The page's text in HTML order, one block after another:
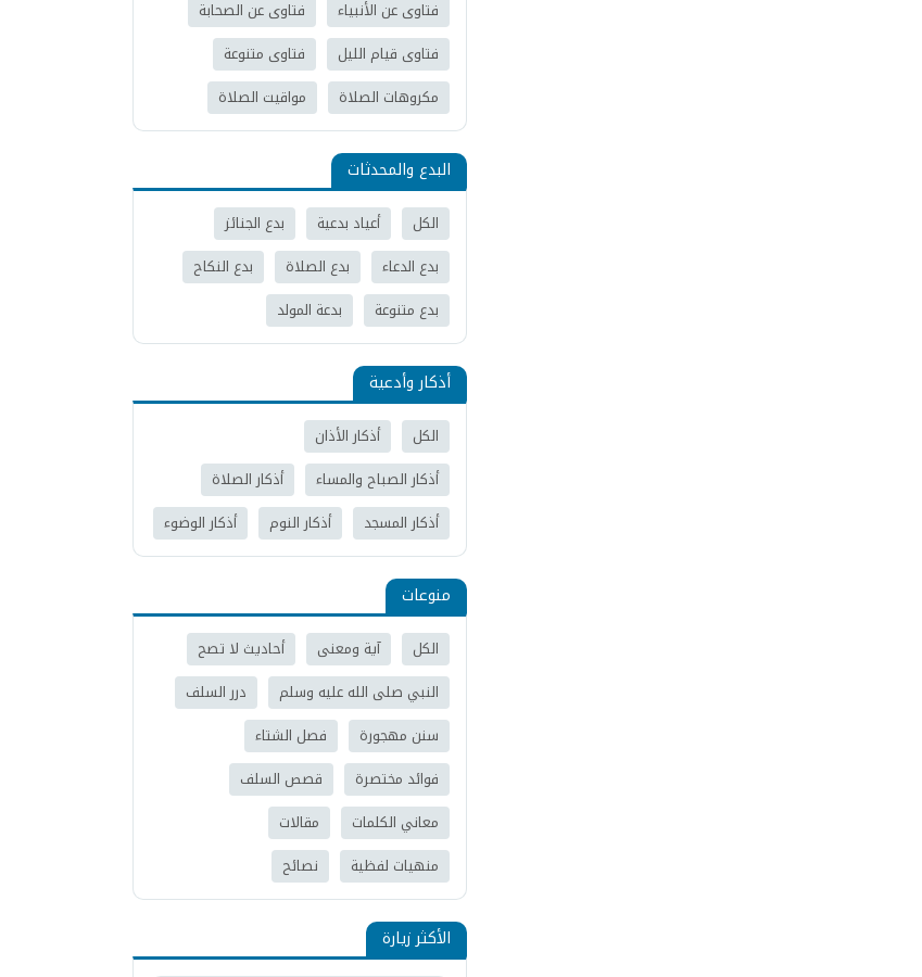
فتاوى عن الأنبياء
فتاوى عن الصحابة
فتاوى قيام الليل
فتاوى متنوعة
مكروهات الصلاة
مواقيت الصلاة
البدع والمحدثات
الكل أعياد بدعية
بدع الجنائز
بدع الدعاء
بدع الصلاة
بدع النكاح
بدع متنوعة
بدعة المولد
أذكار وأدعية
الكل
أذكار الأذان
أذكار الصباح والمساء
أذكار الصلاة
أذكار المسجد
أذكار النوم أذكار الوضوء
منوعات
الكل آية ومعنى
أحاديث لا تصح
النبي صلى الله عليه وسلم
درر السلف
سنن مهجورة
فصل الشتاء
فوائد مختصرة
قصص السلف
معاني الكلمات
مقالات
منهيات لفظية
نصائح
الأكثر زيارة